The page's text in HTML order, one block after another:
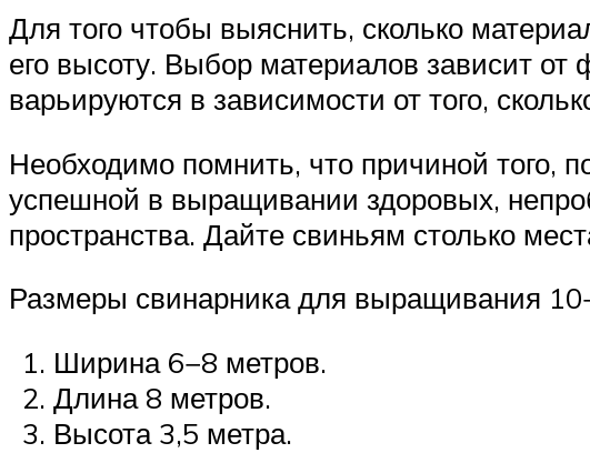
Для того чтобы выяснить, сколько
его высоту. Выбор материалов зависит
варьируются в зависимости от того,
Необходимо помнить, что причиной того,
успешной в выращивании здоровых,
пространства. Дайте свиньям столько
Размеры свинарника для выращивания
Ширина 6−8 метров.
Длина 8 метров.
Высота 3,5 метра.